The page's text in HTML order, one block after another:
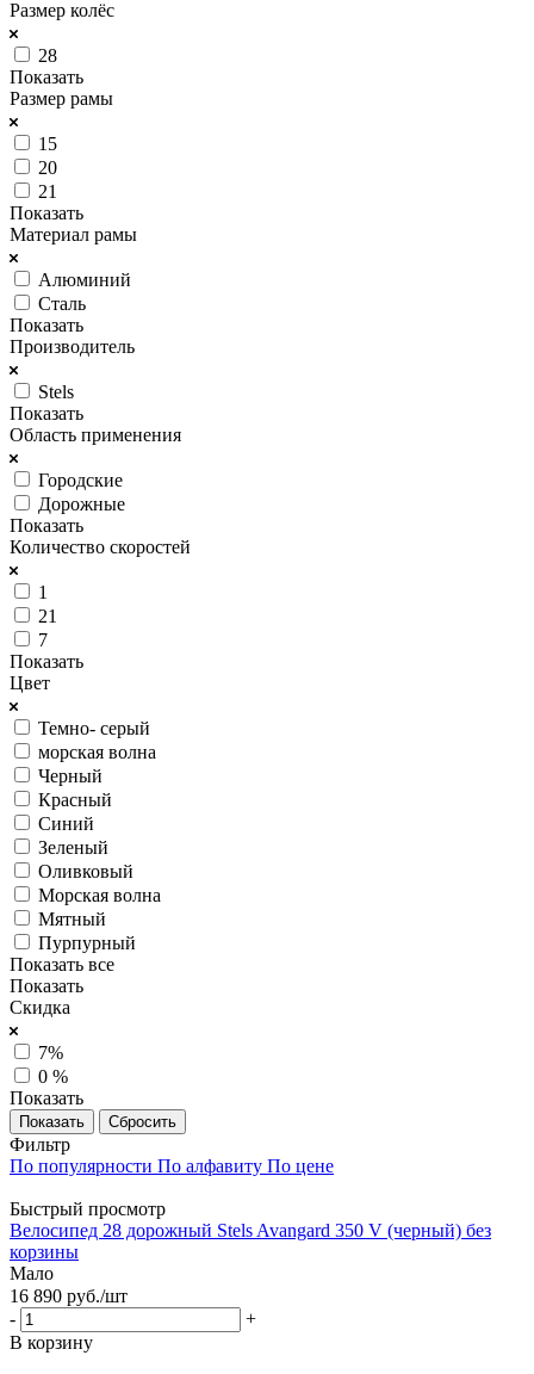
Размер колёс
28
Показать
Размер рамы
15
20
21
Показать
Материал рамы
Алюминий
Сталь
Показать
Производитель
Stels
Показать
Область применения
Городские
Дорожные
Показать
Количество скоростей
1
21
7
Показать
Цвет
Темно- серый
морская волна
Черный
Красный
Синий
Зеленый
Оливковый
Морская волна
Мятный
Пурпурный
Показать все
Показать
Скидка
7%
0 %
Показать
Сбросить
Фильтр
По популярности По алфавиту По цене
Быстрый просмотр
Велосипед 28 дорожный Stels Avangard 350 V (черный) без
корзины
Мало
16 890 руб./шт
-
+
В корзину